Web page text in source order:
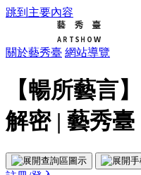
跳到主要內容
關於藝秀臺 網站導覽
【暢所藝言
解密 | 藝秀臺